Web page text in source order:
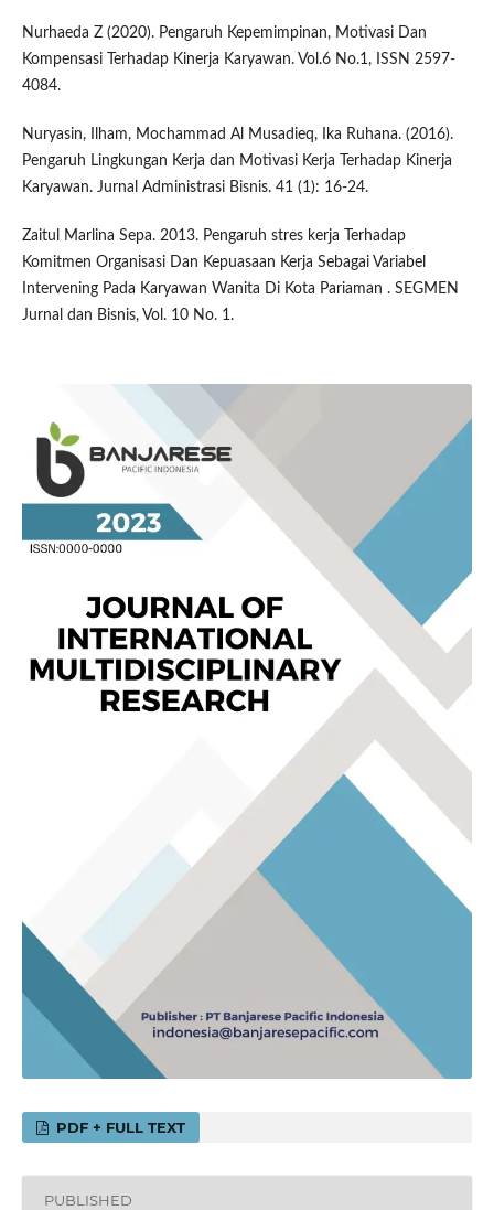
Nurhaeda Z (2020). Pengaruh Kepemimpinan, Motivasi Dan
Kompensasi Terhadap Kinerja Karyawan. Vol.6 No.1, ISSN 2597-
4084.
Nuryasin, Ilham, Mochammad Al Musadieq, Ika Ruhana. (2016).
Pengaruh Lingkungan Kerja dan Motivasi Kerja Terhadap Kinerja
Karyawan. Jurnal Administrasi Bisnis. 41 (1): 16-24.
Zaitul Marlina Sepa. 2013. Pengaruh stres kerja Terhadap
Komitmen Organisasi Dan Kepuasaan Kerja Sebagai Variabel
Intervening Pada Karyawan Wanita Di Kota Pariaman . SEGMEN
Jurnal dan Bisnis, Vol. 10 No. 1.
PDF + FULL TEXT
PUBLISHED